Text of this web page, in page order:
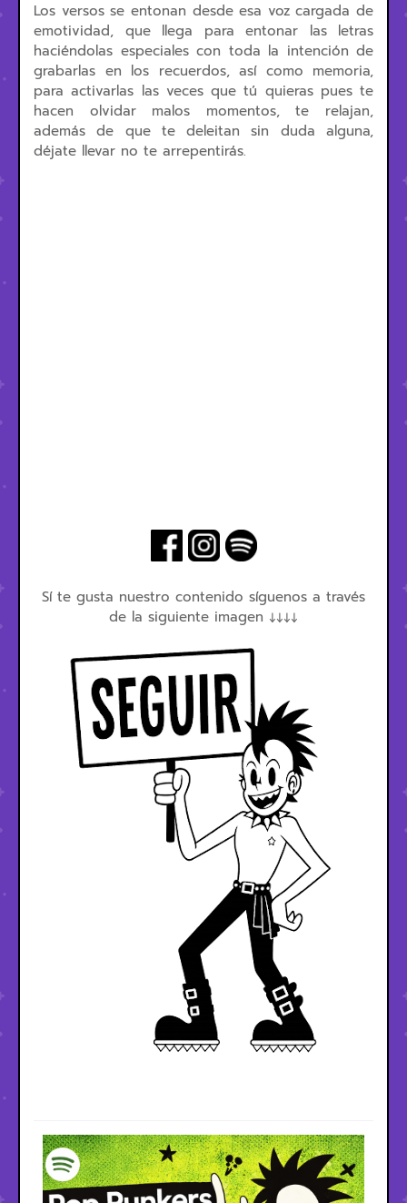
Los versos se entonan desde esa voz cargada de
emotividad, que llega para entonar las letras
haciéndolas especiales con toda la intención de
grabarlas en los recuerdos, así como memoria,
para activarlas las veces que tú quieras pues te
hacen olvidar malos momentos, te relajan,
además de que te deleitan sin duda alguna,
déjate llevar no te arrepentirás.
Sí te gusta nuestro contenido síguenos a través
de la siguiente imagen ↓↓↓↓